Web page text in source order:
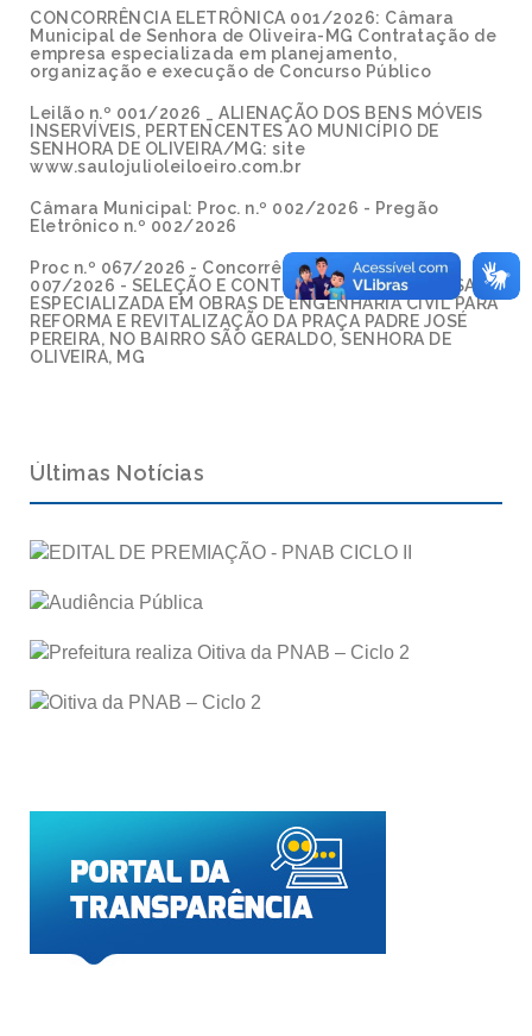
CONCORRÊNCIA ELETRÔNICA 001/2026: Câmara
Municipal de Senhora de Oliveira-MG Contratação de
empresa especializada em planejamento,
organização e execução de Concurso Público
Leilão n.º 001/2026 _ ALIENAÇÃO DOS BENS MÓVEIS
INSERVÍVEIS, PERTENCENTES AO MUNICÍPIO DE
SENHORA DE OLIVEIRA/MG: site
www.saulojulioleiloeiro.com.br
Câmara Municipal: Proc. n.º 002/2026 - Pregão
Eletrônico n.º 002/2026
Proc n.º 067/2026 - Concorrência Eletrônica n.º
007/2026 - SELEÇÃO E CONTRATAÇÃO DE EMPRESA
ESPECIALIZADA EM OBRAS DE ENGENHARIA CIVIL PARA
REFORMA E REVITALIZAÇÃO DA PRAÇA PADRE JOSÉ
PEREIRA, NO BAIRRO SÃO GERALDO, SENHORA DE
OLIVEIRA, MG
Últimas Notícias